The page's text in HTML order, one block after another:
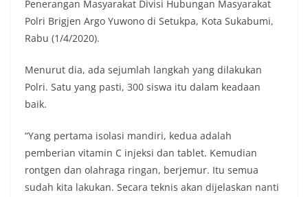
Penerangan Masyarakat Divisi Hubungan Masyarakat
Polri Brigjen Argo Yuwono di Setukpa, Kota Sukabumi,
Rabu (1/4/2020).
Menurut dia, ada sejumlah langkah yang dilakukan
Polri. Satu yang pasti, 300 siswa itu dalam keadaan
baik.
“Yang pertama isolasi mandiri, kedua adalah
pemberian vitamin C injeksi dan tablet. Kemudian
rontgen dan olahraga ringan, berjemur. Itu semua
sudah kita lakukan. Secara teknis akan dijelaskan nanti